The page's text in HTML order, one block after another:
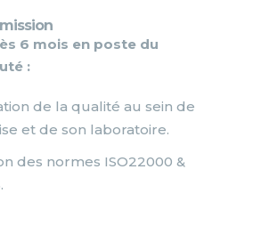
6 mois en poste du
:
de la qualité au sein de
et de son laboratoire.
des normes ISO22000 &